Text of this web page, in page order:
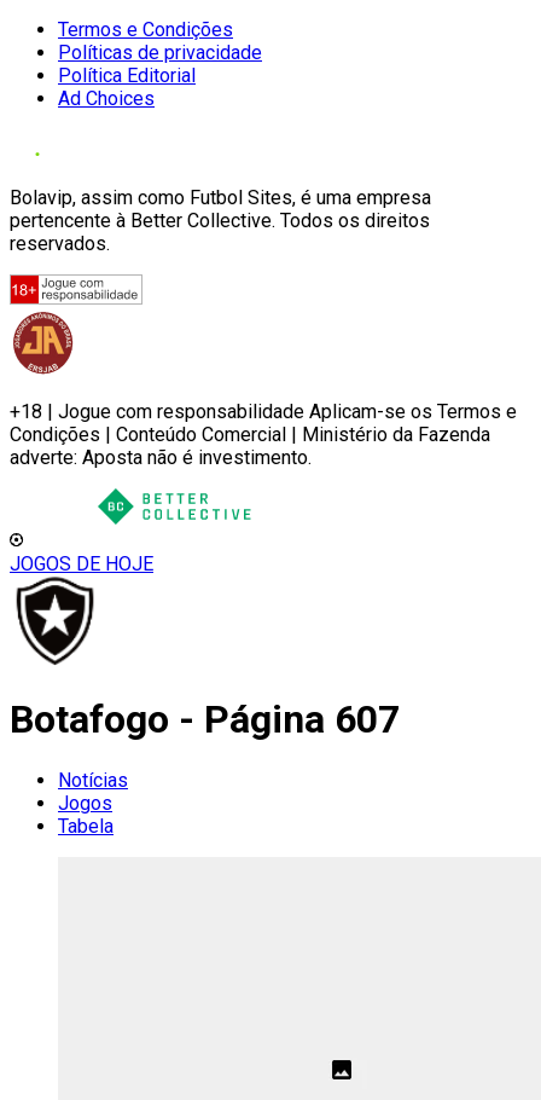
Termos e Condições
Políticas de privacidade
Política Editorial
Ad Choices
Bolavip, assim como Futbol Sites, é uma empresa
pertencente à Better Collective. Todos os direitos
reservados.
+18 | Jogue com responsabilidade Aplicam-se os Termos e
Condições | Conteúdo Comercial | Ministério da Fazenda
adverte: Aposta não é investimento.
JOGOS DE HOJE
Botafogo - Página 607
Notícias
Jogos
Tabela